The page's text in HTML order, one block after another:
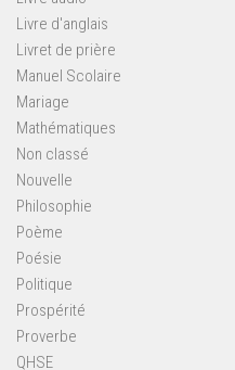
Livre d'anglais
Livret de prière
Manuel Scolaire
Mariage
Mathématiques
Non classé
Nouvelle
Philosophie
Poème
Poésie
Politique
Prospérité
Proverbe
QHSE